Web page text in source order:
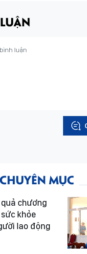
MỤC
chương
khỏe
lao động